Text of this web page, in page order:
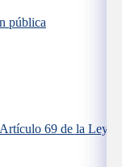
pública
69 de la Ley